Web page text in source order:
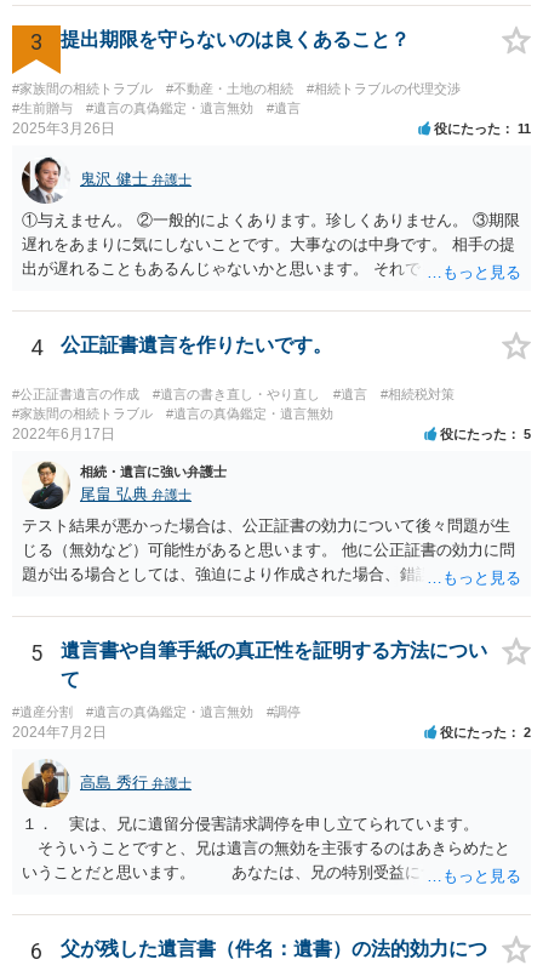
「廃除」は遺言でも可能です（民法８９３条）。 弁護士に具体的な事
情を話して相談して、「廃除」が可能か、実際に法律相談を受けるこ
とをお勧めします。
3 提出期限を守らないのは良くあること？
#家族間の相続トラブル #不動産・土地の相続
#相続トラブルの代理交渉
#生前贈与
#遺言の真偽鑑定・遺言無効 #遺言
2025年3月26日 役にたった 11
鬼沢 健士 弁護士
①与えません。 ②一般的によくあります。珍しくありません。 ③期限
遅れをあまりに気にしないことです。大事なのは中身です。 相手の提
出が遅れることもあるんじゃないかと思います。 それでもあなた有利
4 公正証書遺言を作りたいです。
#公正証書遺言の作成 #遺言の書き直し・やり直し #遺言
#相続税対策
#家族間の相続トラブル
#遺言の真偽鑑定・遺言無効
2022年6月17日 役にたった 5
相続・遺言に強い弁護士
尾畠 弘典 弁護士
テスト結果が悪かった場合は、公正証書の効力について後々問題が生
じる（無効など）可能性があると思います。 他に公正証書の効力に問
題が出る場合としては、強迫により作成された場合、錯誤（勘違い）
すが、弁護士に作成を依頼する場合は、１０～数十万円程度になるケ
ースが多いと思います。 報酬体系は、弁護士ごとに異なりますので一
律の基準はありません。
5
遺言書や自筆手紙の真正性を証明する方法につい
て
#遺産分割 #遺言の真偽鑑定・遺言無効 #調停
2024年7月2日 役にたった 2
高島 秀行 弁護士
１． 実は、兄に遺留分侵害請求調停を申し立てられています。
そういうことですと、兄は遺言の無効を主張するのはあきらめたと
いうことだと思います。 あなたは、兄の特別受益について立証し
詳しい事情を話して相談された方がよいと思います。
6
父が残した遺言書（件名：遺書）の法的効力につ